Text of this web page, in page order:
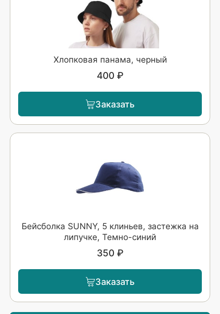
Хлопковая панама, черный
400 ₽
Заказать
Бейсболка SUNNY, 5 клиньев, застежка на
липучке, Темно-синий
350 ₽
Заказать